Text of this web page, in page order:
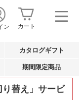
ン カート
カタログギフト
期間限定商品
り替え」サービ